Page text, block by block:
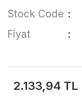
Stock Code
Fiyat
2.133,94 TL